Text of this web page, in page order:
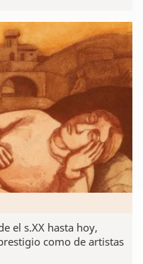
el s.XX hasta hoy,
como de artistas